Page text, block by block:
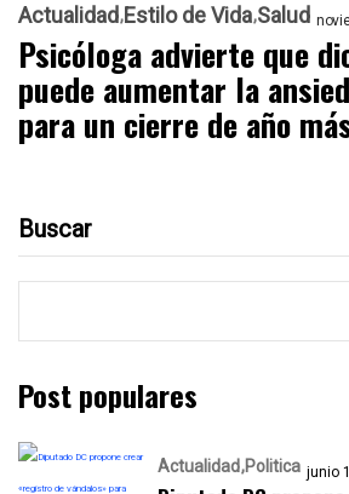
Actualidad Estilo de Vida Salud
Psicóloga advierte que
puede aumentar la
para un cierre de año
Buscar
Post populares
Actualidad Politica junio